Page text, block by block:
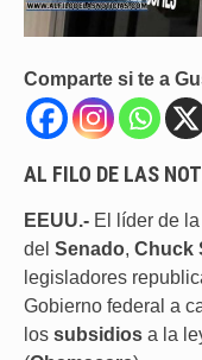
Comparte si te a
AL FILO DE LAS
EEUU.- El líder de
del Senado, Chuck
legisladores
Gobierno federal a
los subsidios a la